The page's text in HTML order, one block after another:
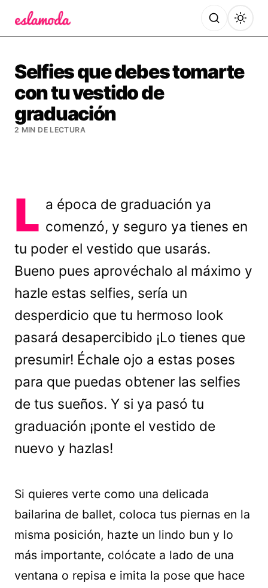
Selfies que debes tomarte
con tu vestido de
graduación
2 MIN DE LECTURA
L a época de graduación ya
comenzó, y seguro ya tienes en
tu poder el vestido que usarás.
Bueno pues aprovéchalo al máximo y
hazle estas selfies, sería un
desperdicio que tu hermoso look
pasará desapercibido ¡Lo tienes que
presumir! Échale ojo a estas poses
para que puedas obtener las selfies
de tus sueños. Y si ya pasó tu
graduación ¡ponte el vestido de
nuevo y hazlas!
Si quieres verte como una delicada
bailarina de ballet, coloca tus piernas en la
misma posición, hazte un lindo bun y lo
más importante, colócate a lado de una
ventana o repisa e imita la pose que hace